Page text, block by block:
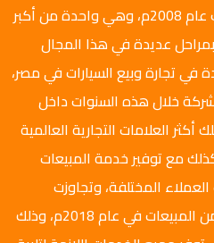
تأسست شركة الليثي أوتو جروب عام 2008م، وهي واحدة من أكبر
بمراحل عديدة في هذا المجال
في تجارة وبيع السيارات في مصر،
خلال هذه السنوات داخل
العلامات التجارية العالمية
مع توفير خدمة المبيعات
المختلفة، وتجاوزت
مجموعة الليثي أعلى مستوى من المبيعات في عام 2018م، وذلك